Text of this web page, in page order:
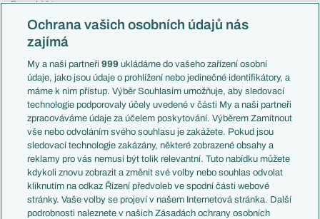
Evropská liga
Mistrovství světa
Liga národů
Témata
Představení týmů MS
EuroSkauting
PL v kostce
Evropské koeficienty
Přestupy
Přestupové spekulace
Zranění
Kluby
Arsenal FC
Česko
Francie
Itálie
Německo
Španělsko
Argentina
Brazílie
Přestupy
Zápasy
Livescore
Tipovací soutěž
Ochrana vašich osobních údajů nás
zajímá
My a naši partneři999 ukládáme do vašeho zařízení osobní
údaje, jako jsou údaje o prohlížení nebo jedinečné identifikátory, a
máme k nim přístup. Výběr Souhlasím umožňuje, aby sledovací
technologie podporovaly účely uvedené v části My a naši partneři
zpracováváme údaje za účelem poskytování. Výběrem Zamítnout
vše nebo odvoláním svého souhlasu je zakážete. Pokud jsou
sledovací technologie zakázány, některé zobrazené obsahy a
reklamy pro vás nemusí být tolik relevantní. Tuto nabídku můžete
kdykoli znovu zobrazit a změnit své volby nebo souhlas odvolat
kliknutím na odkaz Řízení předvoleb ve spodní části webové
stránky. Vaše volby se projeví v našem Internetová stránka. Další
podrobnosti naleznete v našich Zásadách ochrany osobních